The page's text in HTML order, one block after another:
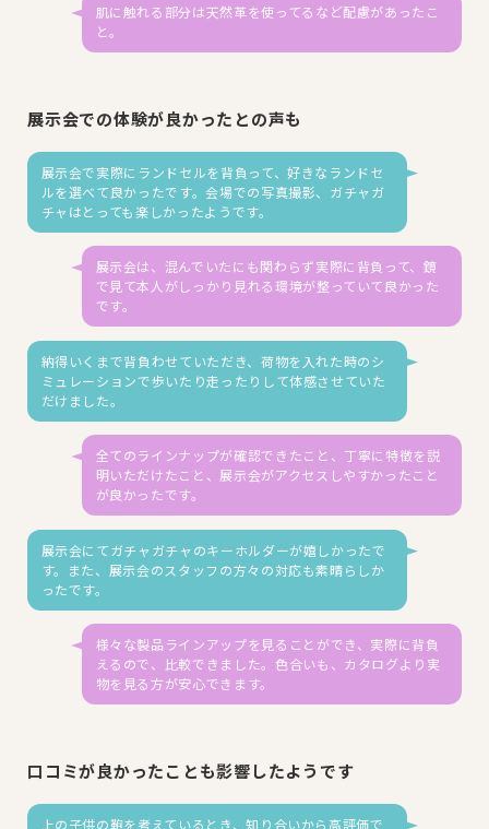
肌に触れる部分は天然革を使ってるなど配慮があったこ
と。
展示会での体験が良かったとの声も
展示会で実際にランドセルを背負って、好きなランドセ
ルを選べて良かったです。会場での写真撮影、ガチャガ
チャはとっても楽しかったようです。
展示会は、混んでいたにも関わらず実際に背負って、鏡
で見て本人がしっかり見れる環境が整っていて良かった
です。
納得いくまで背負わせていただき、荷物を入れた時のシ
ミュレーションで歩いたり走ったりして体感させていた
だけました。
全てのラインナップが確認できたこと、丁寧に特徴を説
明いただけたこと、展示会がアクセスしやすかったこと
が良かったです。
展示会にてガチャガチャのキーホルダーが嬉しかったで
す。また、展示会のスタッフの方々の対応も素晴らしか
ったです。
様々な製品ラインアップを見ることができ、実際に背負
えるので、比較できました。色合いも、カタログより実
物を見る方が安心できます。
口コミが良かったことも影響したようです
上の子供の鞄を考えているとき、知り合いから高評価で